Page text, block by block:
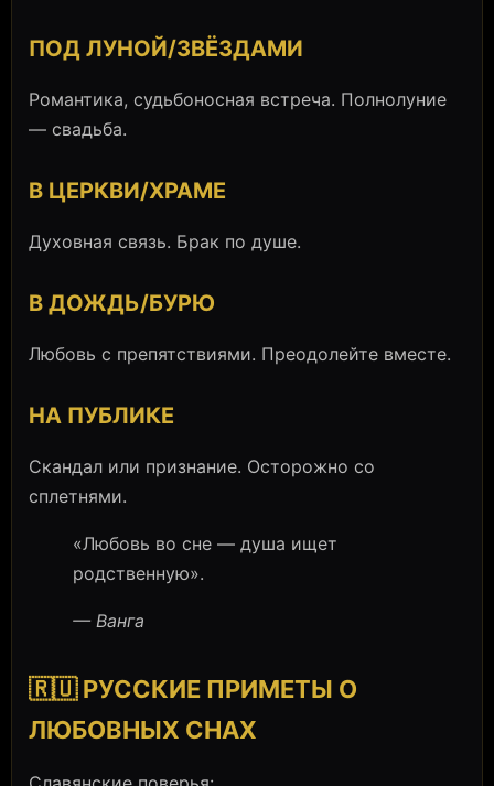
ПОД ЛУНОЙ/ЗВЁЗДАМИ
Романтика, судьбоносная встреча. Полнолуние
— свадьба.
В ЦЕРКВИ/ХРАМЕ
Духовная связь. Брак по душе.
В ДОЖДЬ/БУРЮ
Любовь с препятствиями. Преодолейте вместе.
НА ПУБЛИКЕ
Скандал или признание. Осторожно со
сплетнями.
«Любовь во сне — душа ищет
родственную».
— Ванга
🇷🇺 РУССКИЕ ПРИМЕТЫ О
ЛЮБОВНЫХ СНАХ